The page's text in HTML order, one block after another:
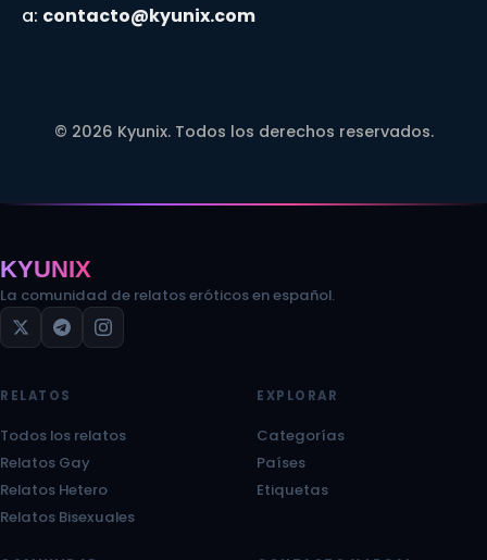
a: contacto@kyunix.com
© 2026 Kyunix. Todos los derechos reservados.
KYUNIX
La comunidad de relatos eróticos en español.
RELATOS
Todos los relatos
Relatos Gay
Relatos Hetero
Relatos Bisexuales
EXPLORAR
Categorías
Países
Etiquetas